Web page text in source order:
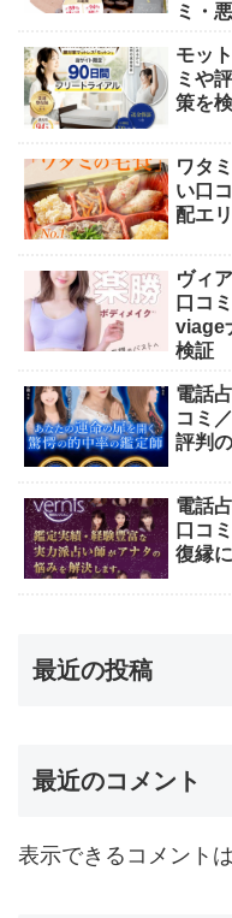
ミ・
モッ
ミや
策を
ワタ
い口
配エ
ヴィ
口コ
viage
検証
電話
コミ
評判
電話
口コ
復縁
最近の投稿
最近のコメント
表示できるコメント